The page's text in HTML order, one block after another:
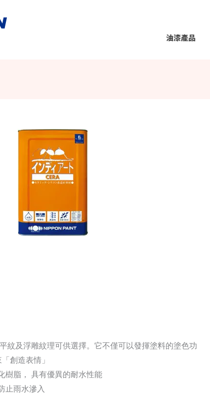
油漆產品
紋及浮雕紋理可供選擇。它不僅可以發揮塗料的塗色功
創造表情」
樹脂， 具有優異的耐水性能
止雨水滲入